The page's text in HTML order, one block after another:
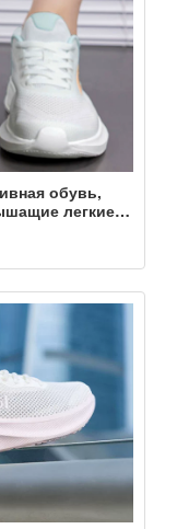
обувь,
легкие
мягкую
кроссовки